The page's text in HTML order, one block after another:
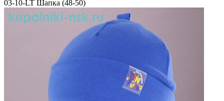
03-10-LT Шапка (48-50)